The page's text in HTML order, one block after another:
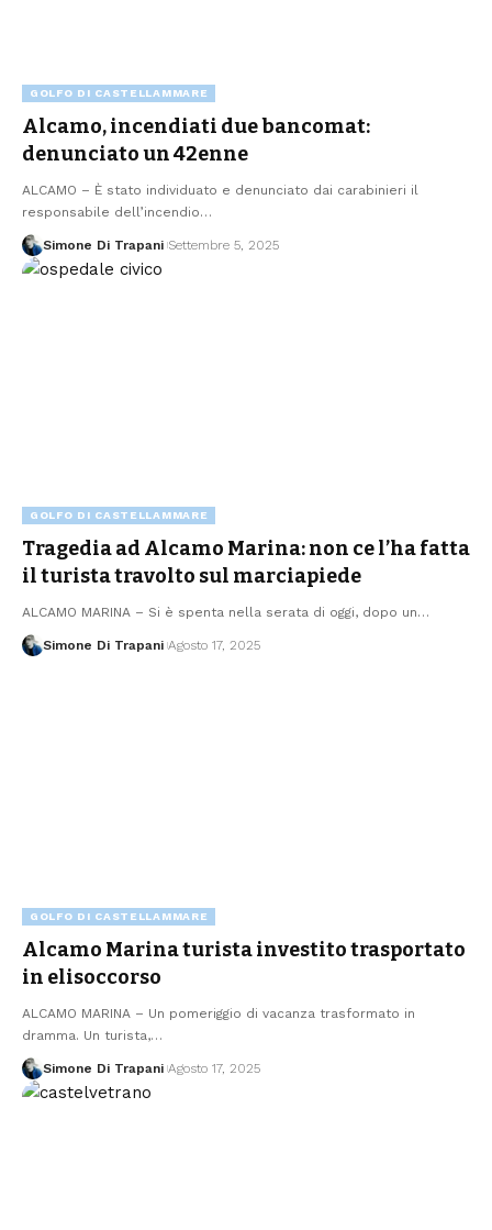
GOLFO DI CASTELLAMMARE
Alcamo, incendiati due bancomat:
denunciato un 42enne
ALCAMO – È stato individuato e denunciato dai carabinieri il
responsabile dell’incendio…
Simone Di Trapani Settembre 5, 2025
GOLFO DI CASTELLAMMARE
Tragedia ad Alcamo Marina: non ce l’ha fatta
il turista travolto sul marciapiede
ALCAMO MARINA – Si è spenta nella serata di oggi, dopo un…
Simone Di Trapani Agosto 17, 2025
GOLFO DI CASTELLAMMARE
Alcamo Marina turista investito trasportato
in elisoccorso
ALCAMO MARINA – Un pomeriggio di vacanza trasformato in
dramma. Un turista,…
Simone Di Trapani Agosto 17, 2025